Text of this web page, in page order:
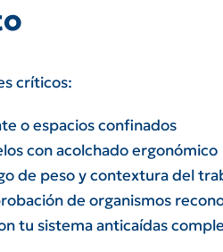
críticos:
o espacios confinados
con acolchado ergonómico
de peso y contextura del
de organismos
tu sistema anticaídas